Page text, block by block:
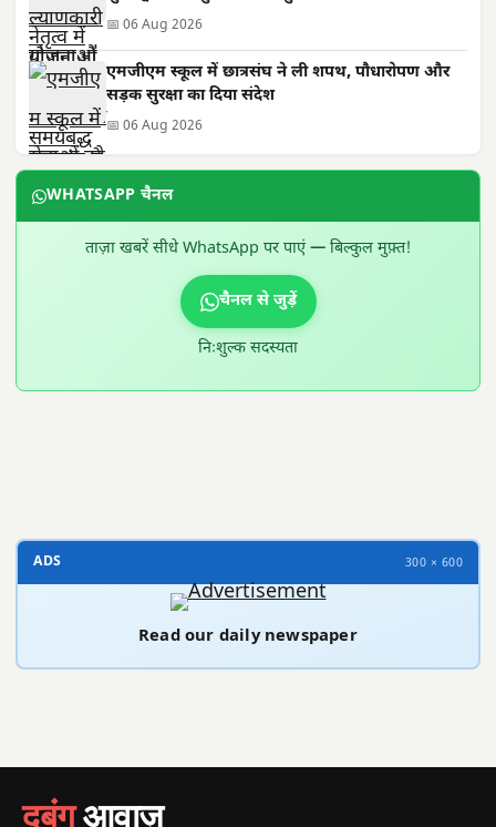
📅 06 Aug 2026
एमजीएम स्कूल में छात्रसंघ ने ली शपथ, पौधारोपण और
सड़क सुरक्षा का दिया संदेश
📅 06 Aug 2026
WHATSAPP चैनल
ताज़ा खबरें सीधे WhatsApp पर पाएं — बिल्कुल मुफ़्त!
चैनल से जुड़ें
निःशुल्क सदस्यता
ADS 300 × 600
Read our daily newspaper
दबंगआवाज़